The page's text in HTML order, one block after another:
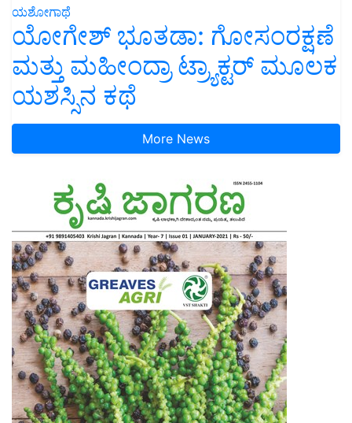
ಯಶೋಗಾಥೆ
ಯೋಗೇಶ್ ಭೂತಡಾ: ಗೋಸಂರಕ್ಷಣೆ
ಮತ್ತು ಮಹೀಂದ್ರಾ ಟ್ರ್ಯಾಕ್ಟರ್ ಮೂಲಕ
ಯಶಸ್ಸಿನ ಕಥೆ
More News